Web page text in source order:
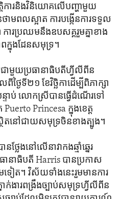
ការនិង​វិនិយោគលើ​បញ្ហា​មួយ​
ាមពល​ស្អាត ​ការ​បង្កើនការ​ទទួល​
ារ​ប្រឈម​នឹងឧបសគ្គ​រួម​គ្នា​ខាង​
ក្នុង​ដែន​សមុទ្រ។
ា​មួយប្រធានាធិបតី​ហ្វីលីពីន​
ងៃ​ទី២១​ ខែ​វិច្ឆិកា​ដើម្បី​ពិភាក្សា​
បន្ទាប់ លោកស្រីបាន​ធ្វើ​ដំណើរ​ទៅ​
Princesa ក្នុង​ខេត្ត
ត​នៅ​ជាយ​សមុទ្រ​ចិន​ខាង​ត្បូង។
ែង​នៅ​លើនាវាកង​ឆ្មាំឆ្នេរ
ាធិបតី​ Harris ​បាន​ប្រកាស​
ទៀត។ វិស័យ​ទាំង​នេះរួម​មាន​ការ​
ក់ងារ​ពង្រឹង​ច្បាប់​សមុទ្រ​ហ្វីលីពីន​